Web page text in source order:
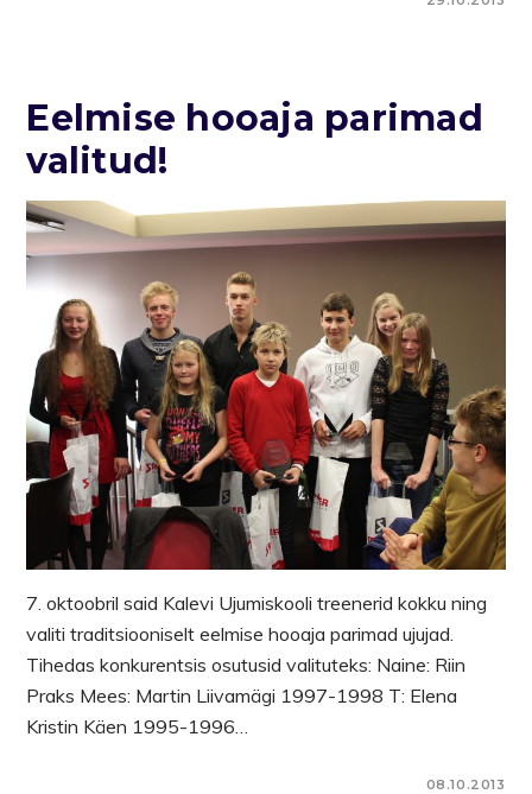
Eelmise hooaja parimad
valitud!
7. oktoobril said Kalevi Ujumiskooli treenerid kokku ning
valiti traditsiooniselt eelmise hooaja parimad ujujad.
Tihedas konkurentsis osutusid valituteks: Naine: Riin
Praks Mees: Martin Liivamägi 1997-1998 T: Elena
Kristin Käen 1995-1996…
08.10.2013